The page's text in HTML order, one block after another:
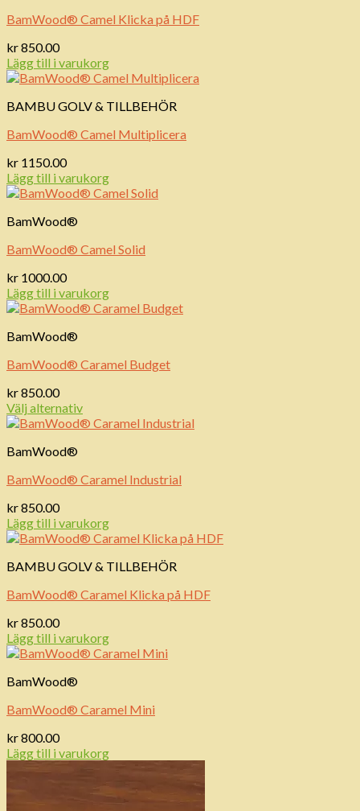
BamWood® Camel Klicka på HDF
kr850.00
Lägg till i varukorg
BAMBU GOLV & TILLBEHÖR
BamWood® Camel Multiplicera
kr 1150.00
Lägg till i varukorg
BamWood®
BamWood® Camel Solid
kr 1000.00
Lägg till i varukorg
BamWood®
BamWood® Caramel Budget
kr850.00
Välj alternativ
BamWood®
BamWood® Caramel Industrial
kr850.00
Lägg till i varukorg
BAMBU GOLV & TILLBEHÖR
BamWood® Caramel Klicka på HDF
kr850.00
Lägg till i varukorg
BamWood®
BamWood® Caramel Mini
kr800.00
Lägg till i varukorg